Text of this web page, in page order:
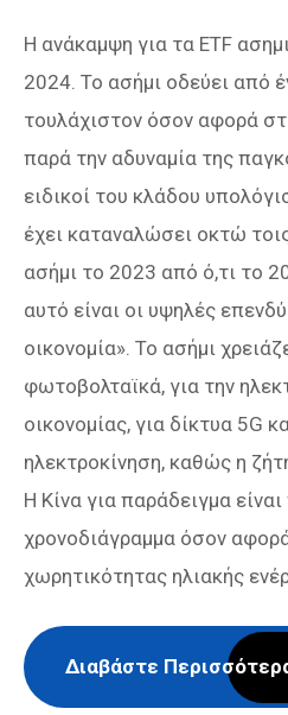
Η ανάκαμψη για τα ETF
2024. Το ασήμι οδεύει από
τουλάχιστον όσον αφορά
παρά την αδυναμία της
ειδικοί του κλάδου
έχει καταναλώσει οκτώ
ασήμι το 2023 από ό,τι το
αυτό είναι οι υψηλές
οικονομία». Το ασήμι
φωτοβολταϊκά, για την
οικονομίας, για δίκτυα 5G
ηλεκτροκίνηση, καθώς η
Η Κίνα για παράδειγμα
χρονοδιάγραμμα όσον
χωρητικότητας ηλιακής
Διαβάστε